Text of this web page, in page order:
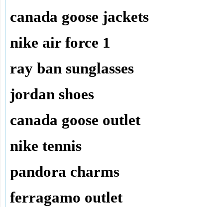
canada goose jackets
nike air force 1
ray ban sunglasses
jordan shoes
canada goose outlet
nike tennis
pandora charms
ferragamo outlet